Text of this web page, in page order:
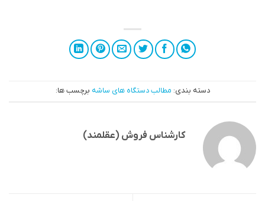
دسته بندی: مطالب دستگاه های ساشه برچسب ها:
کارشناس فروش (عقلمند)